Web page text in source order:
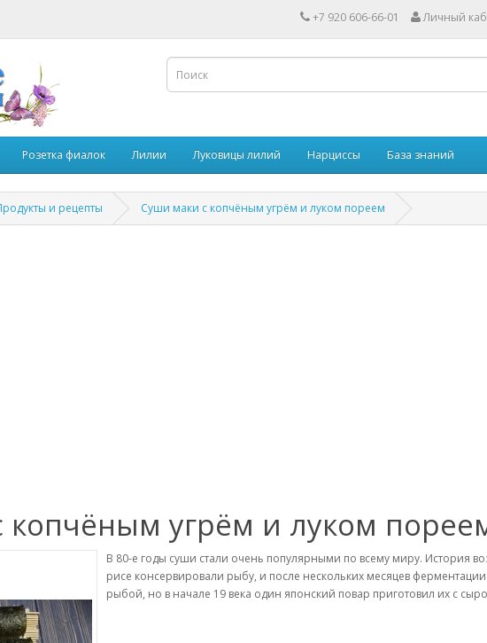
+7 920 606-66-01 Личный
Розетка фиалок Лилии Луковицы лилий Нарциссы База знаний
и рецепты Суши маки с копчёным угрём и луком пореем
угрём и луком
В 80-е годы суши стали очень популярными по всему миру. История
рисе консервировали рыбу, и после нескольких месяцев
рыбой, но в начале 19 века один японский повар приготовил их с